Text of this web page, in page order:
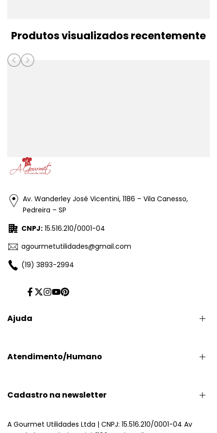
Produtos visualizados recentemente
Av. Wanderley José Vicentini, 1186 – Vila Canesso,
Pedreira – SP
CNPJ: 15.516.210/0001-04
agourmetutilidades@gmail.com
(19) 3893-2994
Facebook
Twitter
Intagram
Youtube
Pinterest
Ajuda
Minha Conta
Formas de Pagamento
Atendimento/Humano
(19) 3893-2994
Cadastro na newsletter
Assine nossa newsletter e ganhe 5% de desconto.
A Gourmet Utilidades Ltda | CNPJ: 15.516.210/0001-04 Av